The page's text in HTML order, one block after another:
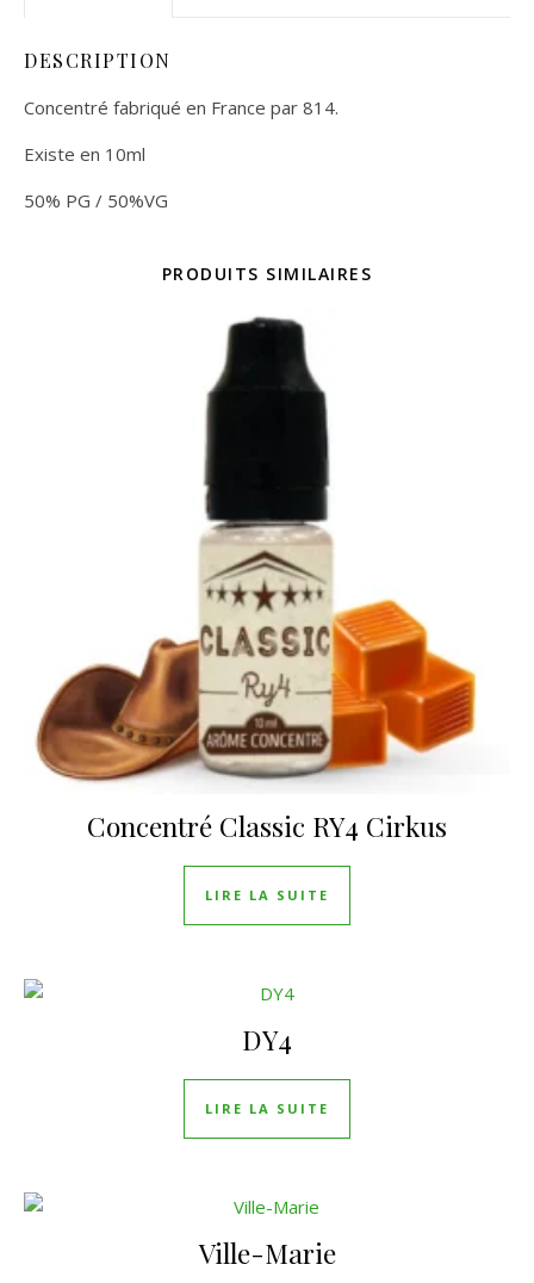
DESCRIPTION
Concentré fabriqué en France par 814.
Existe en 10ml
50% PG / 50%VG
PRODUITS SIMILAIRES
Concentré Classic RY4 Cirkus
LIRE LA SUITE
DY4
LIRE LA SUITE
Ville-Marie